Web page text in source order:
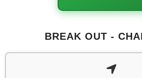
BREAK OUT -